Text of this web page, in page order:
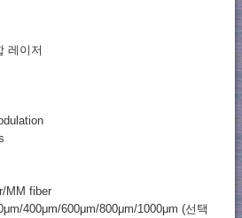
레이저
MM fiber
400μm/600μm/800μm/1000μm (선택